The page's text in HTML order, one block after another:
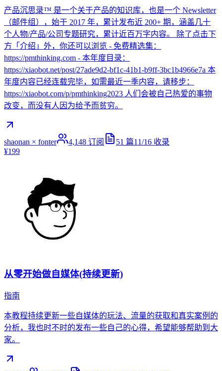
产品沉思录™ 是一个关于产品的知识库，也是一个 Newsletter
（邮件组），始于 2017 年，累计发布近 200+ 期，涵盖几十
个人物/产品/公司专题研究，累计近百万字内容。 除了点击下
方「介绍」外，你还可以浏览 - 免费精选集：
https://pmthinking.com - 本年度目录：
https://xiaobot.net/post/27ade9d2-bf1c-41b1-b9ff-3bc1b4966e7a 本
年度内容已经连载完毕，如需最近一季内容，请移步：
https://xiaobot.com/p/pmthinking2023 人们会被自己热爱的事物
改变，而没有人因为给予而贫穷。
shaonan × fonter 4,148 订阅 51 篇11/16 收录
¥199
从零开始做自媒体(持续更新)
指南
本教程持续更新一些自媒体的玩法、流量的获取和真实案例的
分析，我也时不时的发布一些自己的心得，希望能够帮助到大
家。